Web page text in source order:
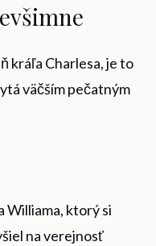
kráľa Charlesa, je to
väčším pečatným
Williama, ktorý si
na verejnosť